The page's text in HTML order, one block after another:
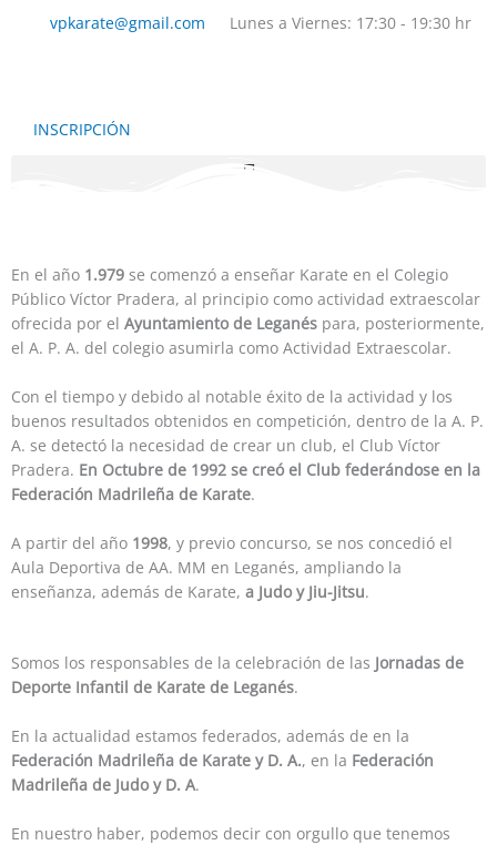
vpkarate@gmail.com Lunes a Viernes: 17:30 - 19:30 hr
INSCRIPCIÓN
En el año 1.979 se comenzó a enseñar Karate en el Colegio
Público Víctor Pradera, al principio como actividad extraescolar
ofrecida por el Ayuntamiento de Leganés para, posteriormente,
el A. P. A. del colegio asumirla como Actividad Extraescolar.
Con el tiempo y debido al notable éxito de la actividad y los
buenos resultados obtenidos en competición, dentro de la A. P.
A. se detectó la necesidad de crear un club, el Club Víctor
Pradera. En Octubre de 1992 se creó el Club federándose en la
Federación Madrileña de Karate.
A partir del año 1998, y previo concurso, se nos concedió el
Aula Deportiva de AA. MM en Leganés, ampliando la
enseñanza, además de Karate, a Judo y Jiu-Jitsu.
Somos los responsables de la celebración de las Jornadas de
Deporte Infantil de Karate de Leganés.
En la actualidad estamos federados, además de en la
Federación Madrileña de Karate y D. A., en la Federación
Madrileña de Judo y D. A.
En nuestro haber, podemos decir con orgullo que tenemos